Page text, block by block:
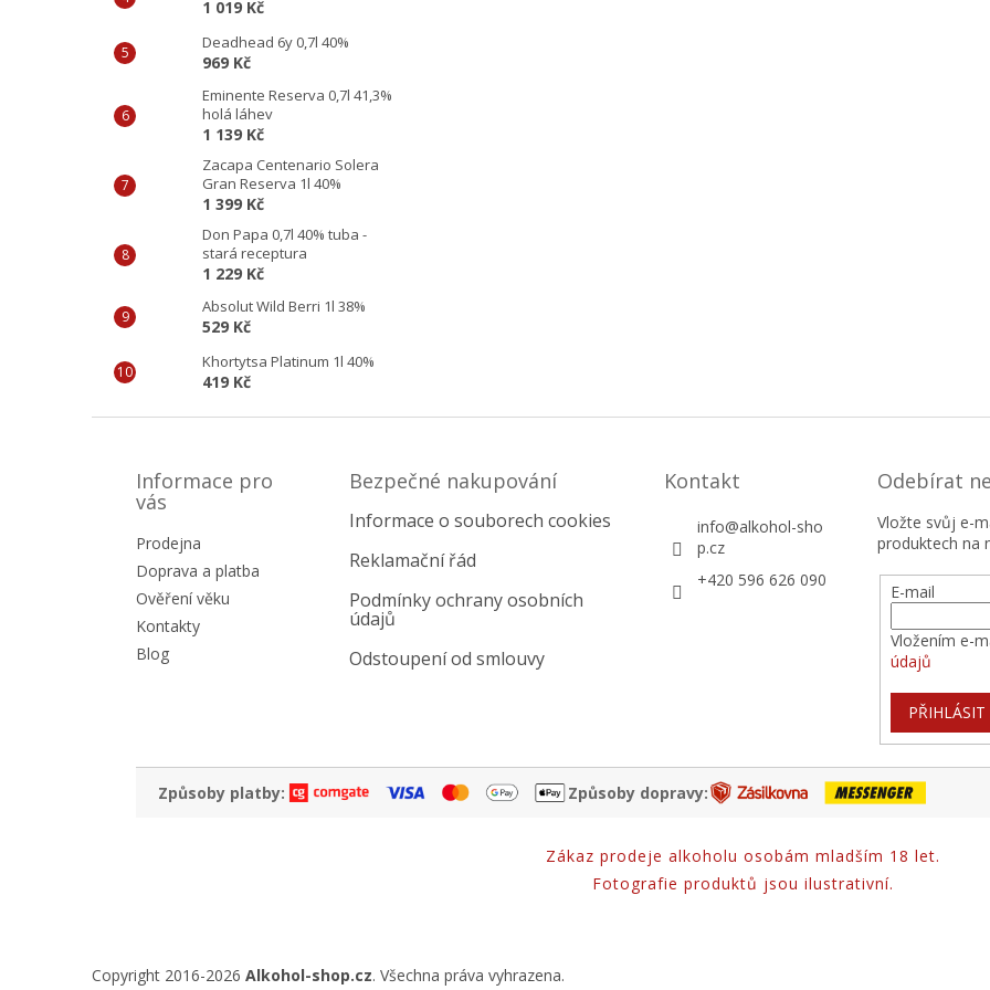
1 019 Kč
Deadhead 6y 0,7l 40%
969 Kč
Eminente Reserva 0,7l 41,3%
holá láhev
1 139 Kč
Zacapa Centenario Solera
Gran Reserva 1l 40%
1 399 Kč
Don Papa 0,7l 40% tuba -
stará receptura
1 229 Kč
Absolut Wild Berri 1l 38%
529 Kč
Khortytsa Platinum 1l 40%
419 Kč
Informace pro
vás
Prodejna
Doprava a platba
Ověření věku
Kontakty
Blog
Bezpečné nakupování
Informace o souborech cookies
Reklamační řád
Podmínky ochrany osobních
údajů
Odstoupení od smlouvy
Kontakt
info@alkohol-sho
p.cz
+420 596 626 090
Odebírat
Vložte svůj e-
produktech na
E-mail
Vložením e-
údajů
PŘIHLÁSIT
Způsoby platby: Způsoby dopravy:
Zákaz prodeje alkoholu osobám mladším 18 let.
Fotografie produktů jsou ilustrativní.
Copyright 2016-2026 Alkohol-shop.cz. Všechna práva vyhrazena.